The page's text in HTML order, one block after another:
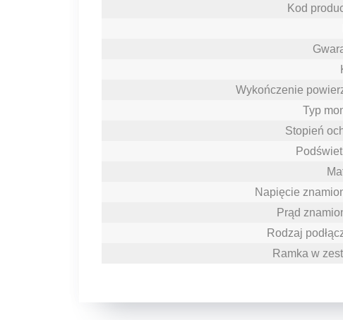
Kod
Wykończenie
Typ
Stopień
Napięcie
Prąd
Rodzaj
Ramka w